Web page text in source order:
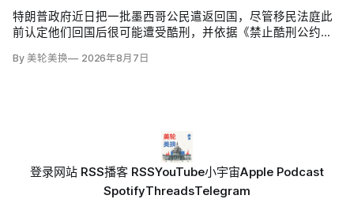
特朗普政府近日把一批墨西哥公民遣返回国，尽管移民法庭此
前认定他们回国后很可能遭受酷刑，并依据《禁止酷刑公约》
文图雷拉（David Venturella）凭国务院从墨西哥政府取得的
By 美轮美换 2026年8月7日
登录网站 RSS播客 RSSYouTube小宇宙Apple Podcast
SpotifyThreadsTelegram